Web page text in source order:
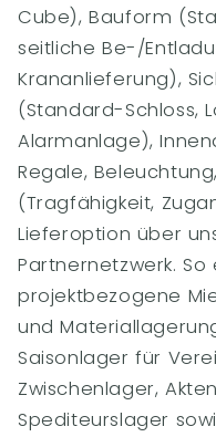
Cube), Bauform
seitliche Be-/
Krananlieferung),
(Standard-Schloss,
Alarmanlage),
Regale,
(Tragfähigkeit,
Lieferoption über
Partnernetzwerk.
projektbezogene
und
Saisonlager für
Zwischenlager,
Spediteurslager